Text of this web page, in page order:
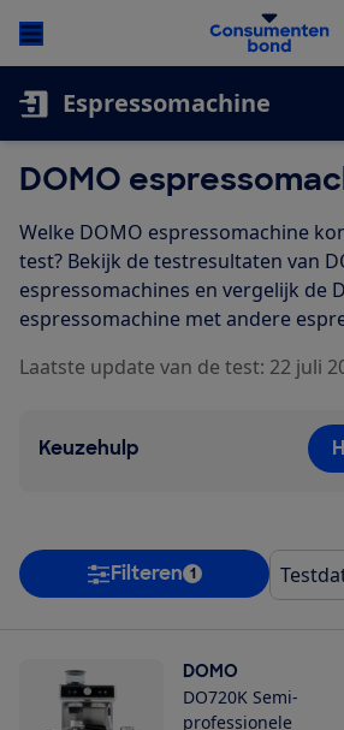
Espressomachine
DOMO
Welke DOMO espressomachine
test? Bekijk de testresultaten van
espressomachines en vergelijk de
espressomachine met andere
Laatste update van de test: 22 juli
Keuzehulp
Filteren 1
DOMO
DO720K Semi-
professionele